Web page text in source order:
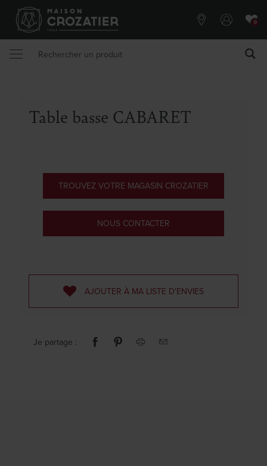
0
Table basse CABARET
TROUVEZ VOTRE MAGASIN CROZATIER
NOUS CONTACTER
AJOUTER À MA LISTE D'ENVIES
Je partage :